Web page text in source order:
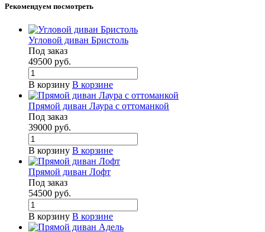
Рекомендуем посмотреть
Угловой диван Бристоль
Под заказ
49500 руб.
В корзину В корзине
Прямой диван Лаура с оттоманкой
Под заказ
39000 руб.
В корзину В корзине
Прямой диван Лофт
Под заказ
54500 руб.
В корзину В корзине